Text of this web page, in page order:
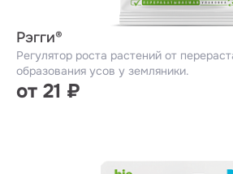
Рэгги®
Регулятор роста растений от
образования усов у земляники.
от 21 ₽